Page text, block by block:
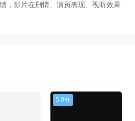
，影片在剧情、演员表现、视听效果
5.0分